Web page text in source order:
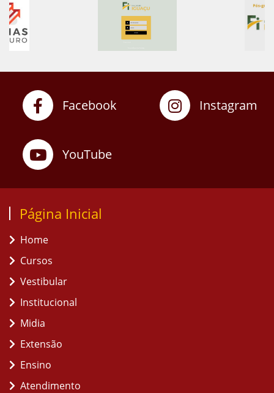
Facebook Instagram
YouTube
Página Inicial
Home
Cursos
Vestibular
Institucional
Midia
Extensão
Ensino
Atendimento